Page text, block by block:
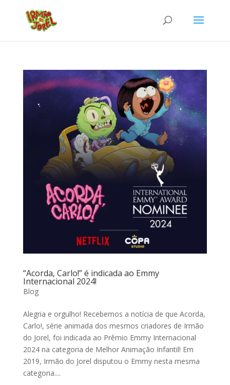
“Acorda, Carlo!” é indicada ao Emmy
Internacional 2024!
Blog
Alegria e orgulho! Recebemos a notícia de que Acorda,
Carlo!, série animada dos mesmos criadores de Irmão
do Jorel, foi indicada ao Prêmio Emmy Internacional
2024 na categoria de Melhor Animação Infantil! Em
2019, Irmão do Jorel disputou o Emmy nesta mesma
categoria....